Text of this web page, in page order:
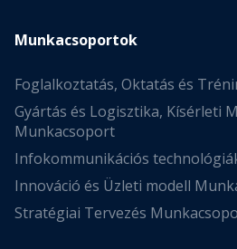
Munkacsoportok
Foglalkoztatás, Oktatás és
Gyártás és Logisztika, Kísérleti
Munkacsoport
Infokommunikációs
Innováció és Üzleti modell
Stratégiai Tervezés